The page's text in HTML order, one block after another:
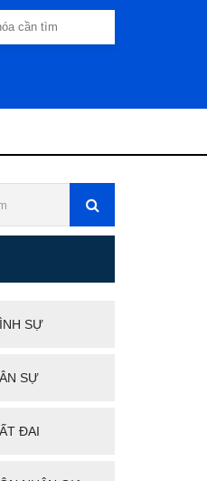
SỰ
SỰ
ĐAI